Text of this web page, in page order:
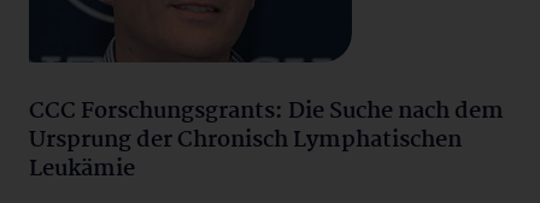
CCC Forschungsgrants: Die Suche nach dem
Ursprung der Chronisch Lymphatischen
Leukämie